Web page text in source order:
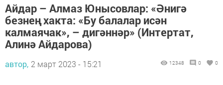
Айдар – Алмаз Юнысовлар: «Әнигә
безнең хакта: «Бу балалар исән
калмаячак», – дигәннәр» (Интертат,
Алинә Айдарова)
автор, 2 март 2023 - 15:21 12348 0 0